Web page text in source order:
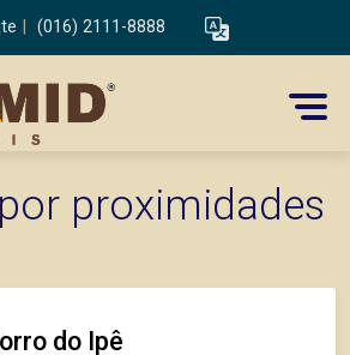
(016) 2111-8888
proximidades
do Ipê